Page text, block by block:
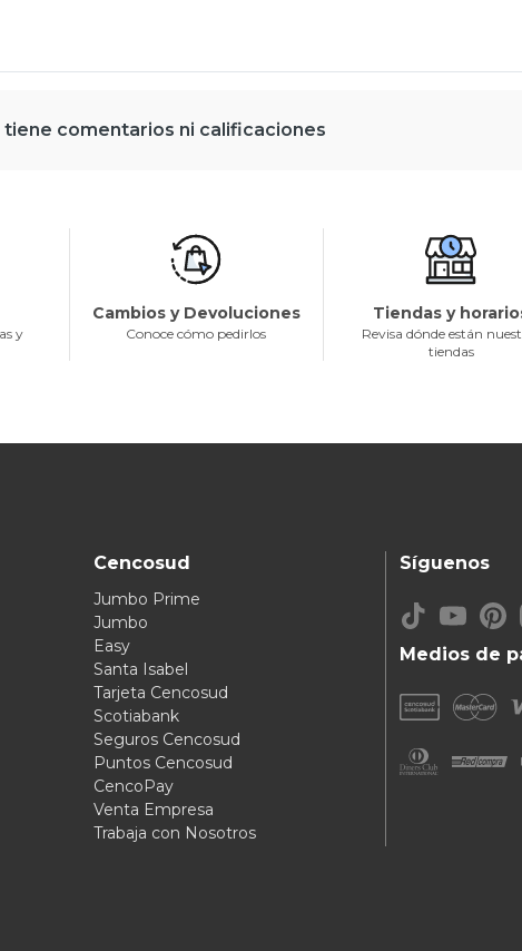
comentarios ni calificaciones
y
Cambios y Devoluciones
Conoce cómo pedirlos
Tiendas y
Revisa dónde están
tiendas
Cencosud
Jumbo Prime
Jumbo
Easy
Santa Isabel
Tarjeta Cencosud
Scotiabank
Seguros Cencosud
Puntos Cencosud
CencoPay
Venta Empresa
Trabaja con Nosotros
Medios de
Síguenos